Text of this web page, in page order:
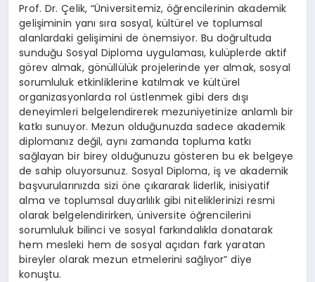
Prof. Dr. Çelik, “Üniversitemiz, öğrencilerinin akademik
gelişiminin yanı sıra sosyal, kültürel ve toplumsal
alanlardaki gelişimini de önemsiyor. Bu doğrultuda
sunduğu Sosyal Diploma uygulaması, kulüplerde aktif
görev almak, gönüllülük projelerinde yer almak, sosyal
sorumluluk etkinliklerine katılmak ve kültürel
organizasyonlarda rol üstlenmek gibi ders dışı
deneyimleri belgelendirerek mezuniyetinize anlamlı bir
katkı sunuyor. Mezun olduğunuzda sadece akademik
diplomanız değil, aynı zamanda topluma katkı
sağlayan bir birey olduğunuzu gösteren bu ek belgeye
de sahip oluyorsunuz. Sosyal Diploma, iş ve akademik
başvurularınızda sizi öne çıkararak liderlik, inisiyatif
alma ve toplumsal duyarlılık gibi niteliklerinizi resmi
olarak belgelendirirken, üniversite öğrencilerini
sorumluluk bilinci ve sosyal farkındalıkla donatarak
hem mesleki hem de sosyal açıdan fark yaratan
bireyler olarak mezun etmelerini sağlıyor” diye
konuştu.